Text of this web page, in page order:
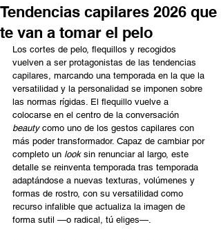
Tendencias capilares 2026 que
te van a tomar el pelo
Los cortes de pelo, flequillos y recogidos
vuelven a ser protagonistas de las tendencias
capilares, marcando una temporada en la que la
versatilidad y la personalidad se imponen sobre
las normas rígidas. El flequillo vuelve a
colocarse en el centro de la conversación
beauty como uno de los gestos capilares con
más poder transformador. Capaz de cambiar por
completo un look sin renunciar al largo, este
detalle se reinventa temporada tras temporada
adaptándose a nuevas texturas, volúmenes y
formas de rostro, con su versatilidad como
recurso infalible que actualiza la imagen de
forma sutil —o radical, tú eliges—.